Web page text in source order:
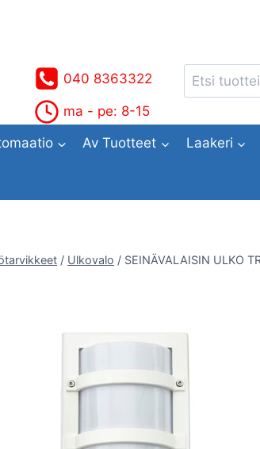
040 8363322
ma - pe: 8-15
Etsi:
Av Tuotteet Laakeri
/ Ulkovalo / SEINÄVALAISIN ULKO